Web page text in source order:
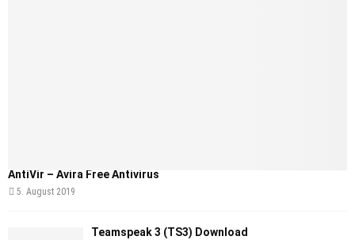
AntiVir – Avira Free Antivirus
5. August 2019
Teamspeak 3 (TS3) Download